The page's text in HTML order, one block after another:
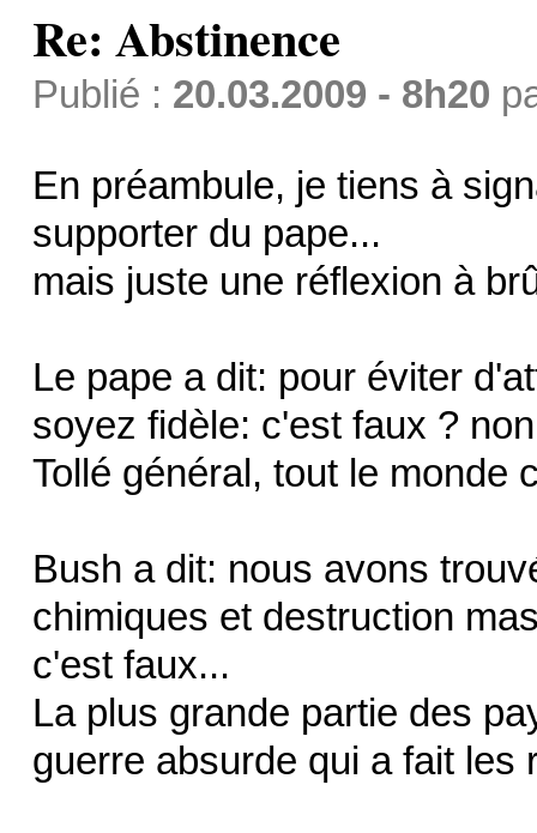
Re: Abstinence
Publié : 20.03.2009 - 8h20
En préambule, je tiens à
supporter du pape...
mais juste une réflexion à
Le pape a dit: pour éviter
soyez fidèle: c'est faux ?
Tollé général, tout le monde
Bush a dit: nous avons
chimiques et destruction
c'est faux...
La plus grande partie des
guerre absurde qui a fait les